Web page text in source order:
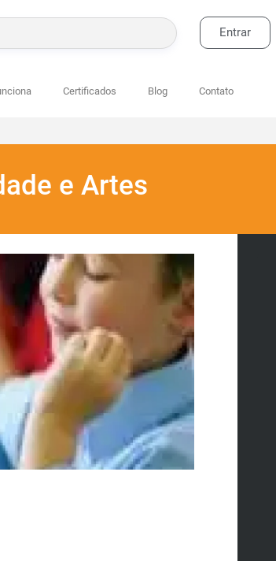
BUSCAR Entrar
Certificados Blog Contato
e Artes